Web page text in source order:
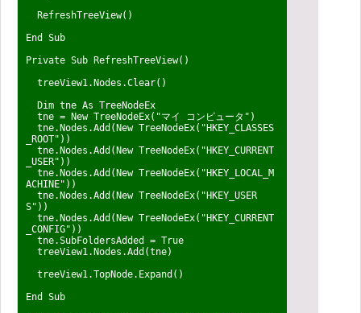
RefreshTreeView()
End Sub
Private Sub RefreshTreeView()
treeView1.Nodes.Clear()
Dim tne As TreeNodeEx
tne = New TreeNodeEx("マイ コンピュータ")
tne.Nodes.Add(New TreeNodeEx("HKEY_CLASSES
_ROOT"))
tne.Nodes.Add(New TreeNodeEx("HKEY_CURRENT
_USER"))
tne.Nodes.Add(New TreeNodeEx("HKEY_LOCAL_M
ACHINE"))
tne.Nodes.Add(New TreeNodeEx("HKEY_USER
S"))
tne.Nodes.Add(New TreeNodeEx("HKEY_CURRENT
_CONFIG"))
tne.SubFoldersAdded = True
treeView1.Nodes.Add(tne)
treeView1.TopNode.Expand()
End Sub